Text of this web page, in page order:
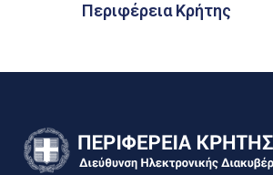
Περιφέρεια Κρήτης